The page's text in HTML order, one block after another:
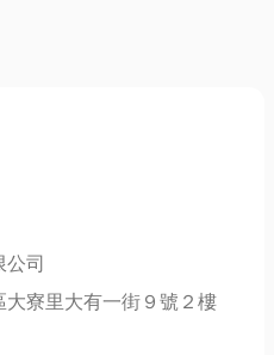
融入
活，
組
天小
你一
文章
專業的鐵捲門
司
大寮里大有一街９號２樓